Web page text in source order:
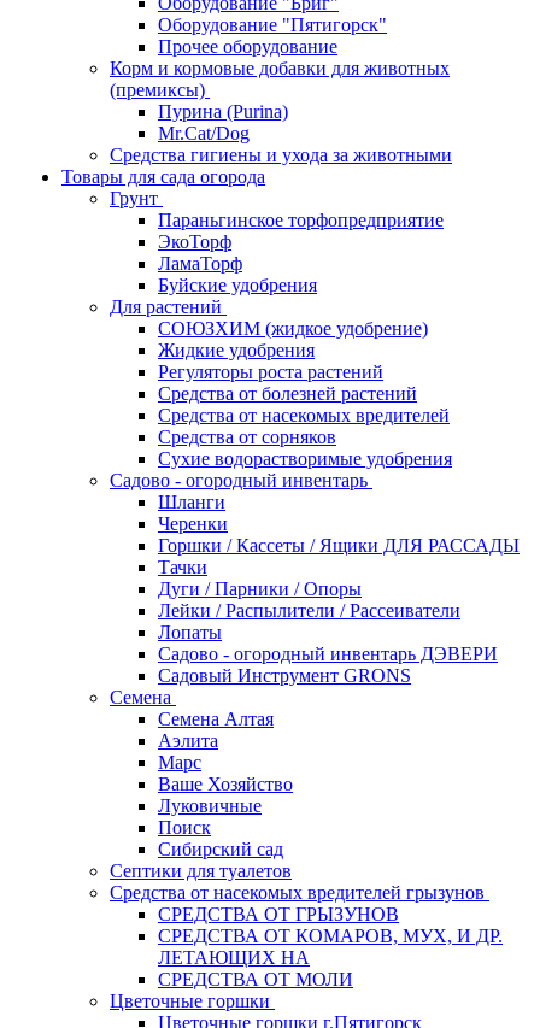
Оборудование "Пятигорск"
Прочее оборудование
Корм и кормовые добавки для животных
(премиксы)
Пурина (Purina)
Mr.Cat/Dog
Средства гигиены и ухода за животными
Товары для сада огорода
Грунт
Параньгинское торфопредприятие
ЭкоТорф
ЛамаТорф
Буйские удобрения
Для растений
СОЮЗХИМ (жидкое удобрение)
Жидкие удобрения
Регуляторы роста растений
Средства от болезней растений
Средства от насекомых вредителей
Средства от сорняков
Сухие водорастворимые удобрения
Садово - огородный инвентарь
Шланги
Черенки
Горшки / Кассеты / Ящики ДЛЯ РАССАДЫ
Тачки
Дуги / Парники / Опоры
Лейки / Распылители / Рассеиватели
Лопаты
Садово - огородный инвентарь ДЭВЕРИ
Садовый Инструмент GRONS
Семена
Семена Алтая
Аэлита
Марс
Ваше Хозяйство
Луковичные
Поиск
Сибирский сад
Септики для туалетов
Средства от насекомых вредителей грызунов
СPEДСТВА ОТ ГРЫЗУНОВ
СРЕДСТВА ОТ КОМАРОВ, МУХ, И ДР.
ЛЕТАЮЩИХ НА
СРЕДСТВА ОТ МОЛИ
Цветочные горшки
Цветочные горшки г.Пятигорск